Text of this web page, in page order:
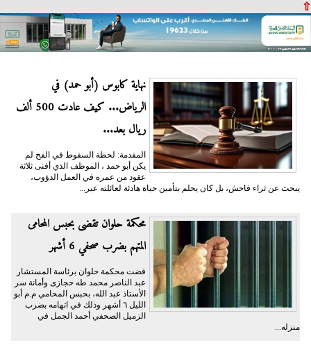
⇧
نهاية كابوس (أبو حمد) في
الرياض... كيف عادت 500 ألف
ريال بعد...
المقدمة: لحظة السقوط في الفخ لم
يكن أبو حمد ، الموظف الذي أفنى ثلاثة
عقود من عمره في العمل الدؤوب،
يبحث عن ثراء فاحش، بل كان يحلم بتأمين حياة هادئة لعائلته عبر...
محكمة حلوان تقضى بحبس المحامى
المتهم بضرب صحفي 6 أشهر
قضت محكمة حلوان برئاسة المستشار
عبد الناصر محمد طه حجازى وأمانة سر
الأستاذ عبد الله، بحبس المحامي م.م أبو
الليل ٦ أشهر وذلك في اتهامه بضرب
الزميل الصحفي أحمد الجمل في
منزله...